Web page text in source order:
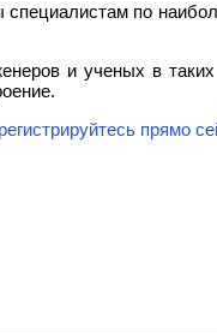
по
и ученых в
прямо